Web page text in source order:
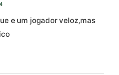
e um jogador veloz,mas